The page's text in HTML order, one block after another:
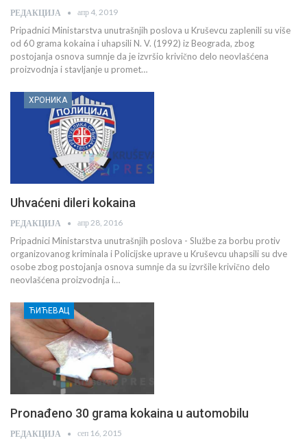
РЕДАКЦИЈА апр 4, 2019
Pripadnici Ministarstva unutrašnjih poslova u Kruševcu zaplenili su više
od 60 grama kokaina i uhapsili N. V. (1992) iz Beograda, zbog
postojanja osnova sumnje da je izvršio krivično delo neovlašćena
proizvodnja i stavljanje u promet…
ХРОНИКА
Uhvaćeni dileri kokaina
РЕДАКЦИЈА апр 28, 2016
Pripadnici Ministarstva unutrašnjih poslova - Službe za borbu protiv
organizovanog kriminala i Policijske uprave u Kruševcu uhapsili su dve
osobe zbog postojanja osnova sumnje da su izvršile krivično delo
neovlašćena proizvodnja i…
ЋИЋЕВАЦ
Pronađeno 30 grama kokaina u automobilu
РЕДАКЦИЈА сеп 16, 2015